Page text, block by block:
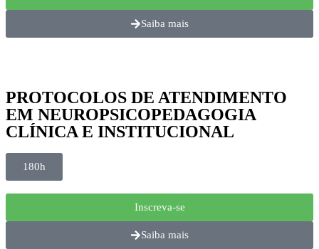
Saiba mais
PROTOCOLOS DE ATENDIMENTO
EM NEUROPSICOPEDAGOGIA
CLÍNICA E INSTITUCIONAL
180h
Inscreva-se
Saiba mais